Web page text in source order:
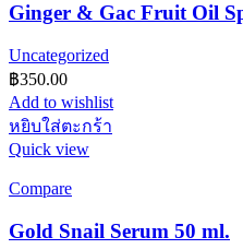
Ginger & Gac Fruit Oil
Uncategorized
฿350.00
Add to wishlist
หยิบใส่ตะกร้า
Quick view
Compare
Gold Snail Serum 50 ml.